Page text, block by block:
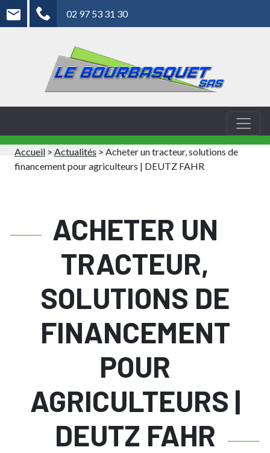
02 97 53 31 30
Accueil > Actualités > Acheter un tracteur, solutions de
financement pour agriculteurs | DEUTZ FAHR
ACHETER UN
TRACTEUR,
SOLUTIONS DE
FINANCEMENT
POUR
AGRICULTEURS |
DEUTZ FAHR